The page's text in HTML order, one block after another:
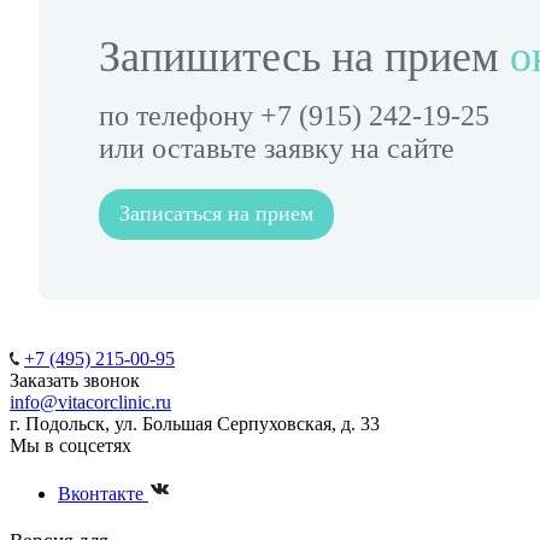
Запишитесь на прием
по телефону +7 (915) 242-19-25
или оставьте заявку на сайте
Записаться на прием
+7 (495) 215-00-95
Заказать звонок
info@vitacorclinic.ru
г. Подольск, ул. Большая Серпуховская, д. 33
Мы в соцсетях
Вконтакте